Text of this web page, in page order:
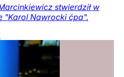
stwierdził w
"Karol Nawrocki ćpa".